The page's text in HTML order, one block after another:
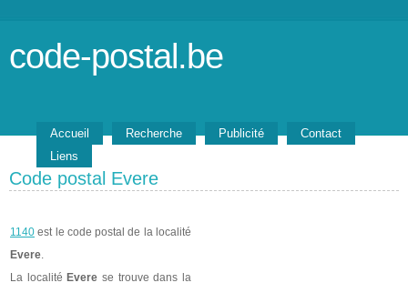
code-postal.be
Accueil Recherche Publicité
Contact
Liens
Code postal Evere
1140 est le code postal de la localité
Evere.
La localité Evere se trouve dans la